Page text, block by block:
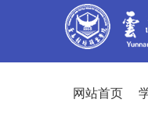
网站首页